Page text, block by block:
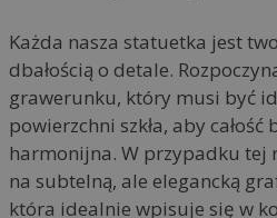
Każda nasza statuetka jest
dbałością o detale.
grawerunku, który musi być
powierzchni szkła, aby całość
harmonijna. W przypadku tej
na subtelną, ale elegancką
która idealnie wpisuje się w